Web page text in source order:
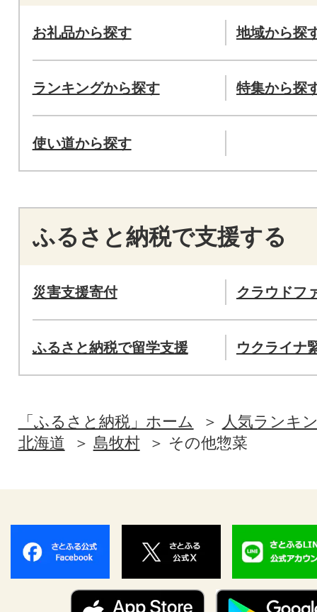
お礼品から探す 地域から探
ランキングから探す 特集から探
使い道から探す
ふるさと納税で支援する
災害支援寄付 クラウドフ
ふるさと納税で留学支援 ウクライナ
「ふるさと納税」ホーム
人気ランキ
北海道
島牧村 その他惣菜